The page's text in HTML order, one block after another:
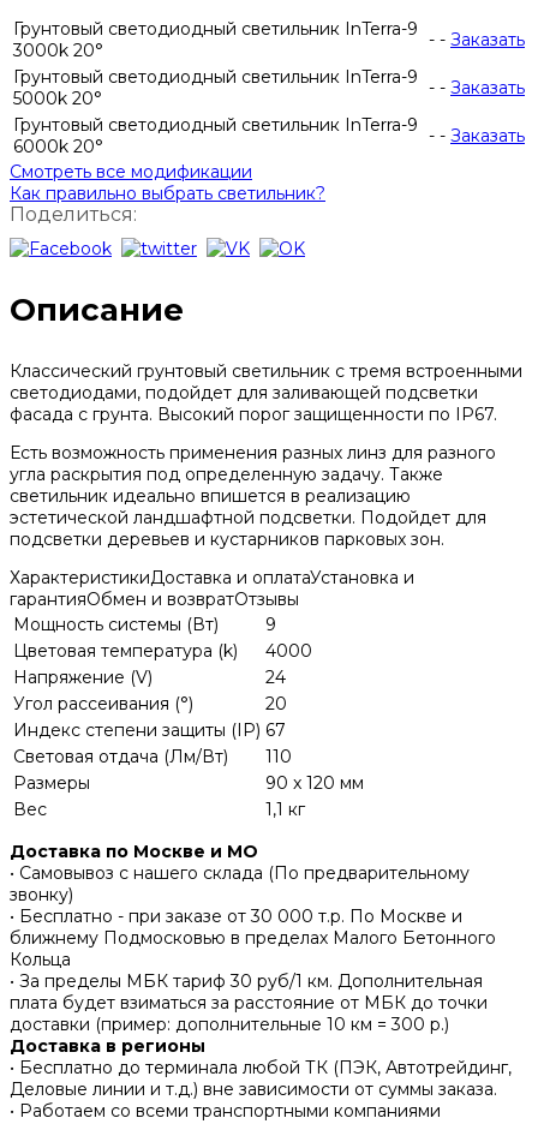
Грунтовый светодиодный светильник InTerra-9
3000k 20°
- - Заказать
Грунтовый светодиодный светильник InTerra-9
5000k 20°
- - Заказать
Грунтовый светодиодный светильник InTerra-9
6000k 20°
- - Заказать
Смотреть все модификации
Как правильно выбрать светильник?
Поделиться:
Описание
Классический грунтовый светильник с тремя встроенными
светодиодами, подойдет для заливающей подсветки
фасада с грунта. Высокий порог защищенности по IP67.
Есть возможность применения разных линз для разного
угла раскрытия под определенную задачу. Также
светильник идеально впишется в реализацию
эстетической ландшафтной подсветки. Подойдет для
подсветки деревьев и кустарников парковых зон.
ХарактеристикиДоставка и оплатаУстановка и
гарантияОбмен и возвратОтзывы
Мощность системы (Вт)
9
Цветовая температура (k)
4000
Напряжение (V)
24
Угол рассеивания (°)
20
Индекс степени защиты (IP) 67
Световая отдача (Лм/Вт)
110
Размеры
90 x 120 мм
Вес
1,1 кг
Доставка по Москве и МО
• Самовывоз с нашего склада (По предварительному
звонку)
• Бесплатно - при заказе от 30 000 т.р. По Москве и
ближнему Подмосковью в пределах Малого Бетонного
Кольца
• За пределы МБК тариф 30 руб/1 км. Дополнительная
плата будет взиматься за расстояние от МБК до точки
доставки (пример: дополнительные 10 км = 300 р.)
Доставка в регионы
• Бесплатно до терминала любой ТК (ПЭК, Автотрейдинг,
Деловые линии и т.д.) вне зависимости от суммы заказа.
• Работаем со всеми транспортными компаниями